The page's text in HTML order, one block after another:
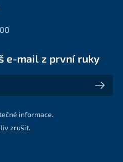
e-mail z první ruky
ruky
informace.
zrušit.